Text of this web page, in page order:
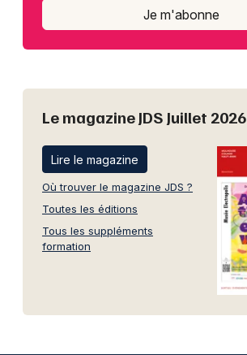
Je m'abonne
Le magazine JDS Juillet 2026
Lire le magazine
Où trouver le magazine JDS ?
Toutes les éditions
Tous les suppléments
formation